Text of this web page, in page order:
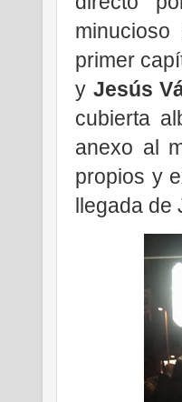
primer
y Jesús
cubierta
anexo al
propios y
llegada de